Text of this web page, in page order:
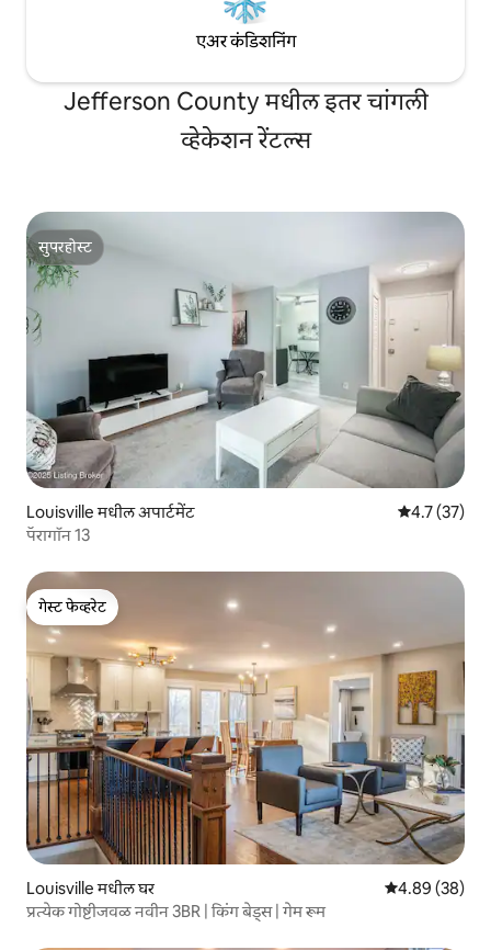
एअर कंडिशनिंग
Jefferson County मधील इतर चांगली
व्हेकेशन रेंटल्स
सुपरहोस्ट
सुपरहोस्ट
Louisville मधील अपार्टमेंट 5 पैकी 4.7
4.7 (37)
पॅरागॉन 13
गेस्ट फेव्हरेट
गेस्ट फेव्हरेट
Louisville मधील घर 5 पैकी 4.89
4.89 (38)
प्रत्येक गोष्टीजवळ नवीन 3BR | किंग बेड्स | गेम रूम